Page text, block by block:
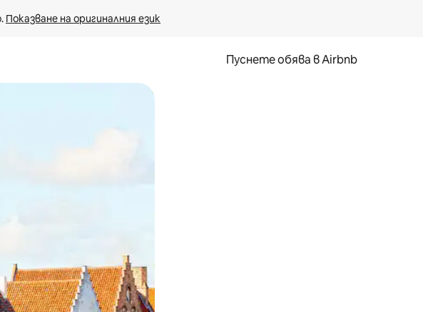
Показване на оригиналния език
Пуснете обява в Airbnb